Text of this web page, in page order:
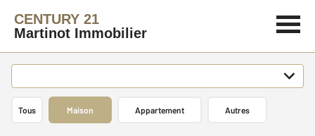
CENTURY 21
Martinot Immobilier
Tous Maison Appartement Autres